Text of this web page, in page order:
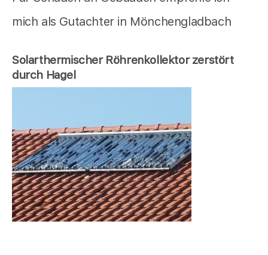
mich als Gutachter in Mönchengladbach
Solarthermischer Röhrenkollektor zerstört
durch Hagel